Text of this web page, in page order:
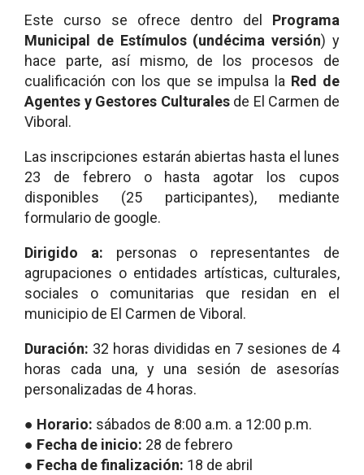
Este curso se ofrece dentro del Programa
Municipal de Estímulos (undécima versión) y
hace parte, así mismo, de los procesos de
cualificación con los que se impulsa la Red de
Agentes y Gestores Culturalesde El Carmen de
Viboral.
Las inscripciones estarán abiertas hasta el lunes
23 de febrero o hasta agotar los cupos
disponibles (25 participantes), mediante
formulario de google.
Dirigido a: personas o representantes de
agrupaciones o entidades artísticas, culturales,
sociales o comunitarias que residan en el
municipio de El Carmen de Viboral.
Duración: 32 horas divididas en 7 sesiones de 4
horas cada una, y una sesión de asesorías
personalizadas de 4 horas.
● Horario: sábados de 8:00 a.m. a 12:00 p.m.
● Fecha de inicio: 28 de febrero
● Fecha de finalización: 18 de abril